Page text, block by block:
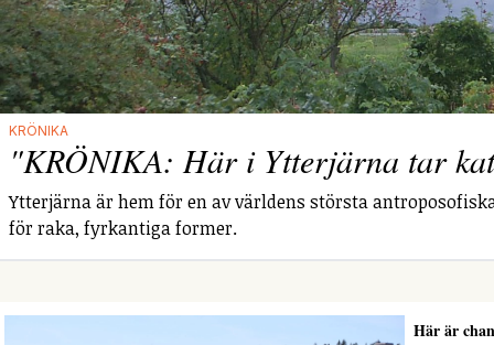
KRÖNIKA
"KRÖNIKA: Här i Ytterjärna tar
Ytterjärna är hem för en av världens största
för raka, fyrkantiga former.
Här är